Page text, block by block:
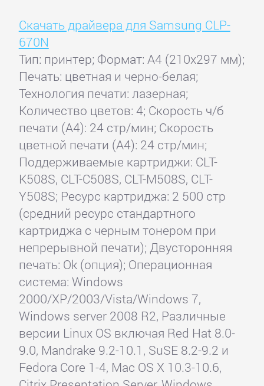
Скачать драйвера для Samsung CLP-
670N
Тип: принтер; Формат: A4 (210x297 мм);
Печать: цветная и черно-белая;
Технология печати: лазерная;
Количество цветов: 4; Скорость ч/б
печати (А4): 24 стр/мин; Скорость
цветной печати (А4): 24 стр/мин;
Поддерживаемые картриджи: CLT-
K508S, CLT-C508S, CLT-M508S, CLT-
Y508S; Ресурс картриджа: 2 500 стр
(средний ресурс стандартного
картриджа с черным тонером при
непрерывной печати); Двусторонняя
печать: Ok (опция); Операционная
система: Windows
2000/XP/2003/Vista/Windows 7,
Windows server 2008 R2, Различные
версии Linux OS включая Red Hat 8.0-
9.0, Mandrake 9.2-10.1, SuSE 8.2-9.2 и
Fedora Core 1-4, Mac OS X 10.3-10.6,